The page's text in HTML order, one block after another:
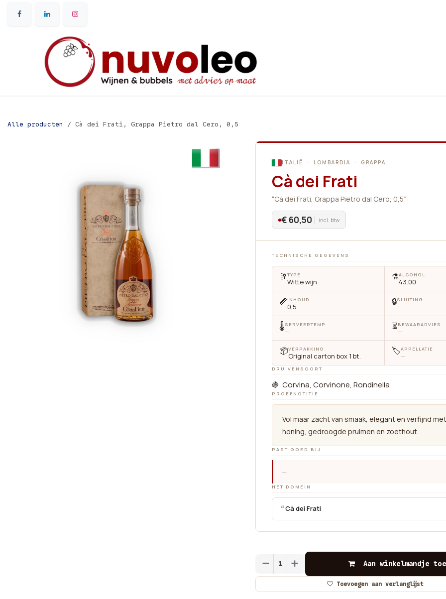
Alle producten Cà dei Frati, Grappa Pietro dal Cero, 0,5
ITALIË · LOMBARDIA · GRAPPA
Cà dei Frati
“Cà dei Frati, Grappa Pietro dal Cero, 0,5”
€ 60,50 incl. btw
TECHNISCHE GEGEVENS
🥂 TYPE
Witte wijn ⚗️ALCOHOL
43.00
📏INHOUD
0,5 🔒SLUITING
—
🌡SERVEERTEMP.
— ⏳BEWAARADVIES
—
📦VERPAKKING
Original carton box 1 bt. 🏷APPELLATIE
—
DRUIVENSOORT
🍇 Corvina, Corvinone, Rondinella
PROEFNOTITIE
Vol maar zacht van smaak, elegant en verfijnd
honing, gedroogde pruimen en zoethout.
PAST GOED BIJ
—
HET DOMEIN
“Cà dei Frati
Aan winkelmandje
Toevoegen aan verlanglijst